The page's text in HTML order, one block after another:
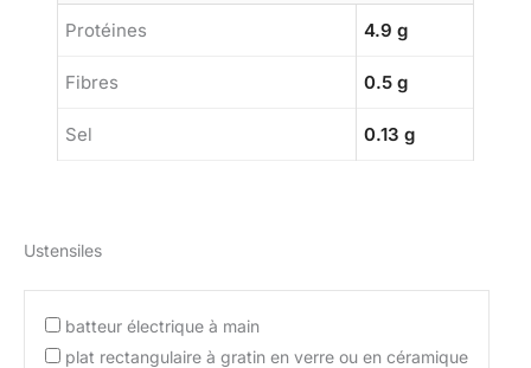
Protéines 4.9 g
Fibres 0.5 g
Sel 0.13 g
Ustensiles
batteur électrique à main
plat rectangulaire à gratin en verre ou en céramique